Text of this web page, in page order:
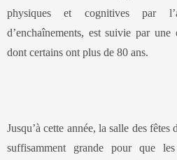
physiques et cognitives par
d’enchaînements, est suivie par une
dont certains ont plus de 80 ans.
Jusqu’à cette année, la salle des
suffisamment grande pour que